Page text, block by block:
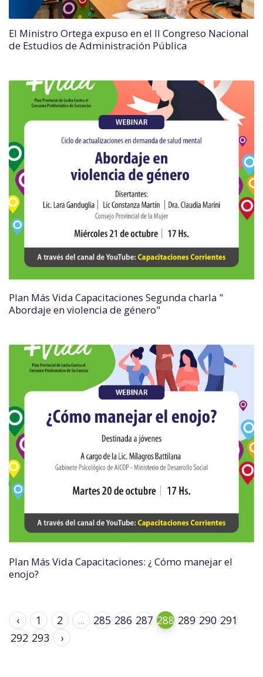
El Ministro Ortega expuso en el II Congreso Nacional
de Estudios de Administración Pública
Plan Más Vida Capacitaciones Segunda charla "
Abordaje en violencia de género"
Plan Más Vida Capacitaciones: ¿ Cómo manejar el
enojo?
‹ 1 2 ... 285 286 287 288 289 290 291
292 293 ›